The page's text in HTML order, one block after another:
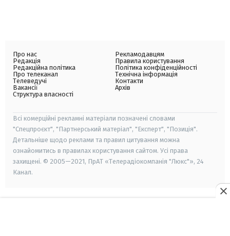
Про нас
Редакція
Редакційна політика
Про телеканал
Телеведучі
Вакансії
Структура власності
Рекламодавцям
Правила користування
Політика конфіденційності
Технічна інформація
Контакти
Архів
Всі комерційні рекламні матеріали позначені словами
"Спецпроєкт", "Партнерський матеріал", "Експерт", "Позиція".
Детальніше щодо реклами та правил цитування можна
ознайомитись в правилах користування сайтом. Усі права
захищені. © 2005—2021, ПрАТ «Телерадіокомпанія "Люкс"», 24
Канал.